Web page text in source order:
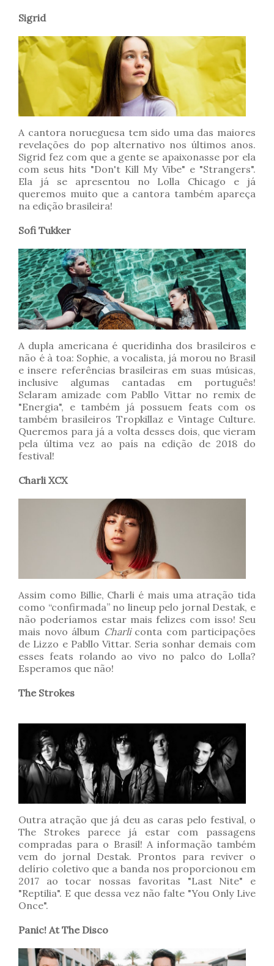
Sigrid
A cantora norueguesa tem sido uma das maiores
revelações do pop alternativo nos últimos anos.
Sigrid fez com que a gente se apaixonasse por ela
com seus hits "Don't Kill My Vibe" e "Strangers".
Ela já se apresentou no Lolla Chicago e já
queremos muito que a cantora também apareça
na edição brasileira!
Sofi Tukker
A dupla americana é queridinha dos brasileiros e
não é à toa: Sophie, a vocalista, já morou no Brasil
e insere referências brasileiras em suas músicas,
inclusive algumas cantadas em português!
Selaram amizade com Pabllo Vittar no remix de
"Energia", e também já possuem feats com os
também brasileiros Tropkillaz e Vintage Culture.
Queremos para já a volta desses dois, que vieram
pela última vez ao país na edição de 2018 do
festival!
Charli XCX
Assim como Billie, Charli é mais uma atração tida
como “confirmada” no lineup pelo jornal Destak, e
não poderíamos estar mais felizes com isso! Seu
mais novo álbum Charliconta com participações
de Lizzo e Pabllo Vittar. Seria sonhar demais com
esses feats rolando ao vivo no palco do Lolla?
Esperamos que não!
The Strokes
Outra atração que já deu as caras pelo festival, o
The Strokes parece já estar com passagens
compradas para o Brasil! A informação também
vem do jornal Destak. Prontos para reviver o
delírio coletivo que a banda nos proporcionou em
2017 ao tocar nossas favoritas "Last Nite" e
"Reptilia". E que dessa vez não falte "You Only Live
Once".
Panic! At The Disco